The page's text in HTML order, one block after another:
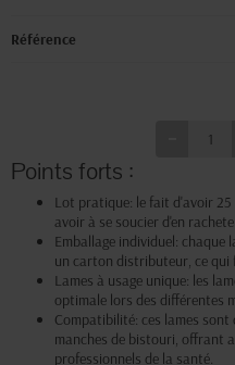
Référence
Points forts :
Lot pratique: le fait d'avoir 25
avoir à se soucier d'en
Emballage individuel: chaque
un carton distributeur, ce
Lames à usage unique: les
optimale lors des différentes
Compatibilité: ces lames
manches de bistouri, offrant
professionnels de la santé.